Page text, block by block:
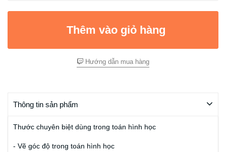
Thêm vào giỏ hàng
Hướng dẫn mua hàng
Thông tin sản phẩm
Thước chuyên biệt dùng trong toán hình học
- Vẽ góc độ trong toán hình học